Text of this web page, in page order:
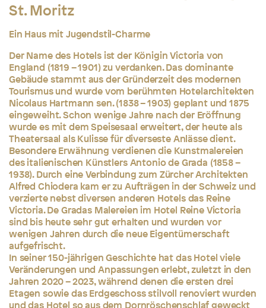
St. Moritz
Ein Haus mit Jugendstil-Charme
Der Name des Hotels ist der Königin Victoria von
England (1819 – 1901) zu verdanken. Das dominante
Gebäude stammt aus der Gründerzeit des modernen
Tourismus und wurde vom berühmten Hotelarchitekten
Nicolaus Hartmann sen. (1838 – 1903) geplant und 1875
eingeweiht. Schon wenige Jahre nach der Eröffnung
wurde es mit dem Speisesaal erweitert, der heute als
Theatersaal als Kulisse für diverseste Anlässe dient.
Besondere Erwähnung verdienen die Kunstmalereien
des italienischen Künstlers Antonio de Grada (1858 –
1938). Durch eine Verbindung zum Zürcher Architekten
Alfred Chiodera kam er zu Aufträgen in der Schweiz und
verzierte nebst diversen anderen Hotels das Reine
Victoria. De Gradas Malereien im Hotel Reine Victoria
sind bis heute sehr gut erhalten und wurden vor
wenigen Jahren durch die neue Eigentümerschaft
aufgefrischt.
In seiner 150-jährigen Geschichte hat das Hotel viele
Veränderungen und Anpassungen erlebt, zuletzt in den
Jahren 2020 – 2023, während denen die ersten drei
Etagen sowie das Erdgeschoss stilvoll renoviert wurden
und das Hotel so aus dem Dornröschenschlaf geweckt